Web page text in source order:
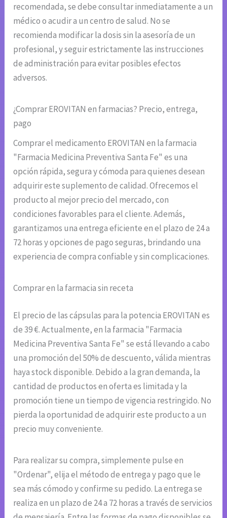
recomendada, se debe consultar inmediatamente a un
médico o acudir a un centro de salud. No se
recomienda modificar la dosis sin la asesoría de un
profesional, y seguir estrictamente las instrucciones
de administración para evitar posibles efectos
adversos.
¿Comprar EROVITAN en farmacias? Precio, entrega,
pago
Comprar el medicamento EROVITAN en la farmacia
"Farmacia Medicina Preventiva Santa Fe" es una
opción rápida, segura y cómoda para quienes desean
adquirir este suplemento de calidad. Ofrecemos el
producto al mejor precio del mercado, con
condiciones favorables para el cliente. Además,
garantizamos una entrega eficiente en el plazo de 24 a
72 horas y opciones de pago seguras, brindando una
experiencia de compra confiable y sin complicaciones.
Comprar en la farmacia sin receta
El precio de las cápsulas para la potencia EROVITAN es
de 39 €. Actualmente, en la farmacia "Farmacia
Medicina Preventiva Santa Fe" se está llevando a cabo
una promoción del 50% de descuento, válida mientras
haya stock disponible. Debido a la gran demanda, la
cantidad de productos en oferta es limitada y la
promoción tiene un tiempo de vigencia restringido. No
pierda la oportunidad de adquirir este producto a un
precio muy conveniente.
Para realizar su compra, simplemente pulse en
"Ordenar", elija el método de entrega y pago que le
sea más cómodo y confirme su pedido. La entrega se
realiza en un plazo de 24 a 72 horas a través de servicios